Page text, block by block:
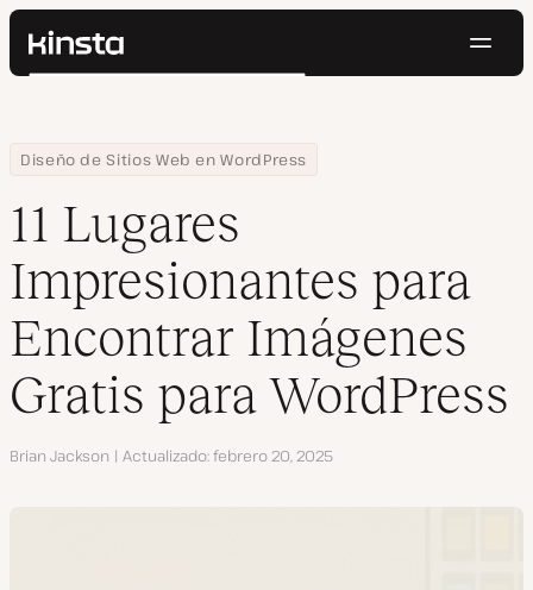
Kinsta®
Precios
Contacto
Buscar
Home
Centro de Recursos
Blog
Diseño de Sitios Web en WordPress
11 Lugares Impresionantes para Encontrar Imágenes Gratis para
11 Lugares
Impresionantes para
Encontrar Imágenes
Gratis para WordPress
Autor
Brian Jackson Actualizado febrero 20, 2025